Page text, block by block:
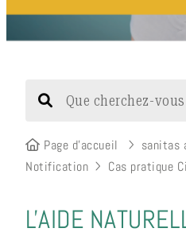
Page d’accueil
sanitas
Notification
Cas pratique
L'AIDE